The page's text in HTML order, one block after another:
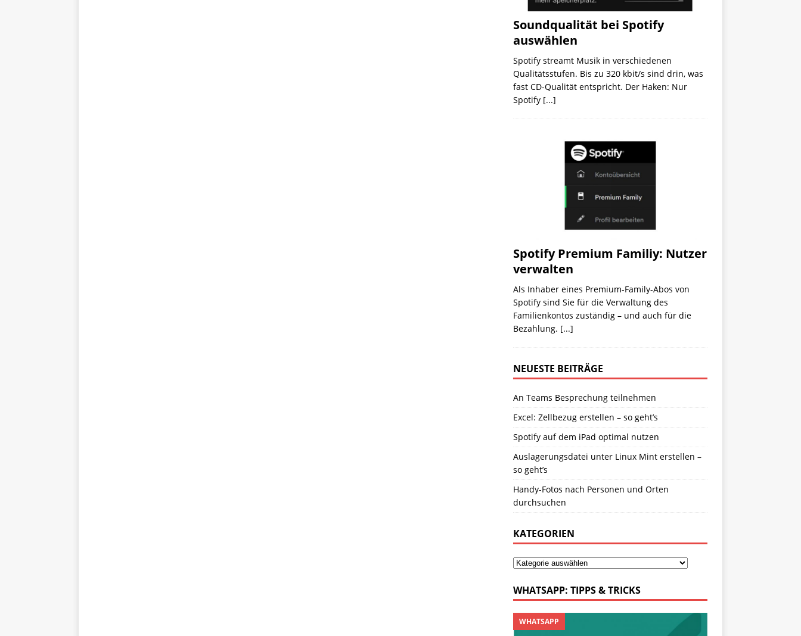
Soundqualität bei Spotify
auswählen
Spotify streamt Musik in verschiedenen
Qualitätsstufen. Bis zu 320 kbit/s sind drin, was
fast CD-Qualität entspricht. Der Haken: Nur
Spotify [...]
Spotify Premium Familiy: Nutzer
verwalten
Als Inhaber eines Premium-Family-Abos von
Spotify sind Sie für die Verwaltung des
Familienkontos zuständig – und auch für die
Bezahlung. [...]
NEUESTE BEITRÄGE
An Teams Besprechung teilnehmen
Excel: Zellbezug erstellen – so geht’s
Spotify auf dem iPad optimal nutzen
Auslagerungsdatei unter Linux Mint erstellen –
so geht’s
Handy-Fotos nach Personen und Orten
durchsuchen
KATEGORIEN
WHATSAPP: TIPPS & TRICKS
WHATSAPP